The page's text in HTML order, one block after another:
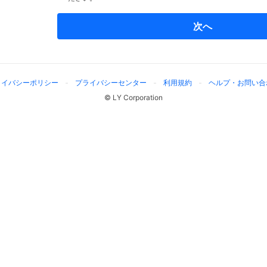
次へ
バシーポリシー プライバシーセンター 利用規約
ヘルプ・お問い
© LY Corporation